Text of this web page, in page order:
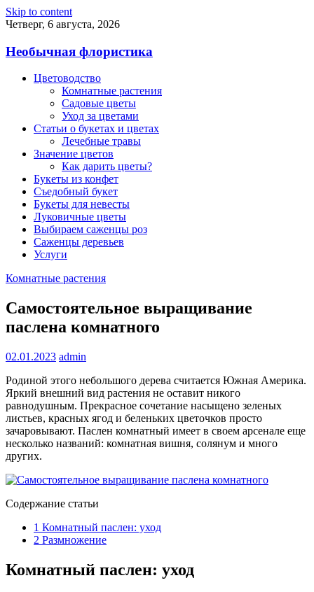
Skip to content
Четверг, 6 августа, 2026
Необычная флористика
Цветоводство
Комнатные растения
Садовые цветы
Уход за цветами
Статьи о букетах и цветах
Лечебные травы
Значение цветов
Как дарить цветы?
Букеты из конфет
Съедобный букет
Букеты для невесты
Луковичные цветы
Выбираем саженцы роз
Саженцы деревьев
Услуги
Комнатные растения
Самостоятельное выращивание
паслена комнатного
02.01.2023 admin
Родиной этого небольшого дерева считается Южная Америка.
Яркий внешний вид растения не оставит никого
равнодушным. Прекрасное сочетание насыщено зеленых
листьев, красных ягод и беленьких цветочков просто
зачаровывают. Паслен комнатный имеет в своем арсенале еще
несколько названий: комнатная вишня, солянум и много
других.
Содержание статьи
1 Комнатный паслен: уход
2 Размножение
Комнатный паслен: уход